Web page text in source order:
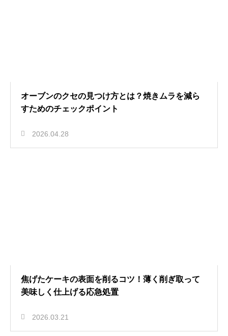
オーブンのクセの見つけ方とは？焼きムラを減ら
すためのチェックポイント
2026.04.28
焦げたケーキの表面を削るコツ！薄く削ぎ取って
美味しく仕上げる応急処置
2026.03.21